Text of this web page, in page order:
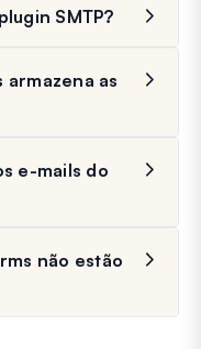
SMTP?
armazena as
e-mails do
não estão